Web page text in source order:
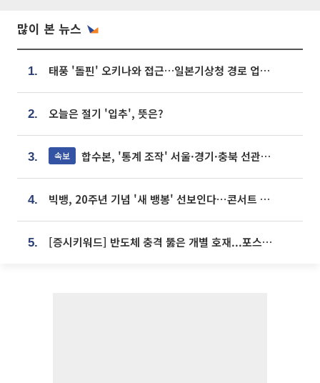
많이 본 뉴스
1. 태풍 '돌핀' 오키나와 접근…일본기상청 경로 업데이트
2. 오늘은 절기 '입추', 뜻은?
3. 속보 합수본, '통계 조작' 서울·경기·충북 선관위 등 추가 압수수색
4. 빅뱅, 20주년 기념 '새 뱅봉' 선보인다⋯콘서트 앞두고 팝업 개최
5. [증시키워드] 반도체 충격 뚫은 개별 호재...포스코퓨처엠·에코프로·한화솔루션 '눈길'